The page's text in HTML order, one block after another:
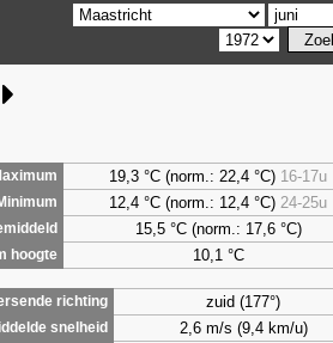
19,3 °C (norm.: 22,4 °C) 16-17u
12,4 °C (norm.: 12,4 °C) 24-25u
15,5 °C (norm.: 17,6 °C)
hoogte 10,1 °C
richting zuid (177°)
snelheid 2,6 m/s (9,4 km/u)